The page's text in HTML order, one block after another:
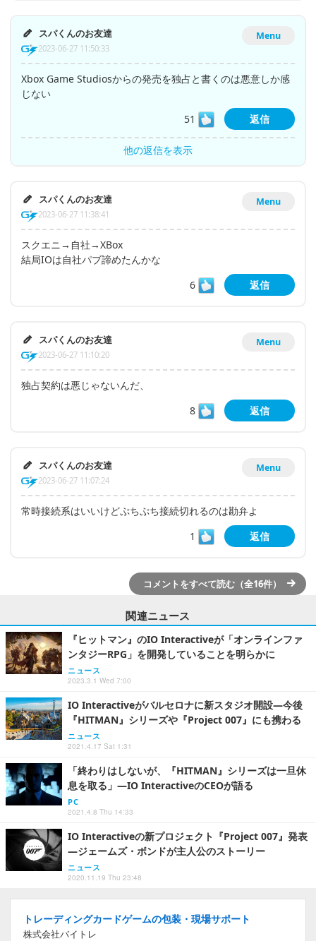
Menu
スパくんのお友達
2023-06-27 11:50:33
Xbox Game Studiosからの発売を独占と書くのは悪意しか感
じない
51
返信
他の返信を表示
Menu
スパくんのお友達
2023-06-27 11:38:41
スクエニ→自社→XBox
結局IOは自社パブ諦めたんかな
6
返信
Menu
スパくんのお友達
2023-06-27 11:10:20
独占契約は悪じゃないんだ、
8
返信
Menu
スパくんのお友達
2023-06-27 11:07:24
常時接続系はいいけどぷちぷち接続切れるのは勘弁よ
1
返信
コメントをすべて読む（全16件）
関連ニュース
『ヒットマン』のIO Interactiveが「オンラインファ
ンタジーRPG」を開発していることを明らかに
ニュース
2023.3.1 Wed 7:00
IO Interactiveがバルセロナに新スタジオ開設―今後
『HITMAN』シリーズや『Project 007』にも携わる
ニュース
2021.4.17 Sat 1:31
「終わりはしないが、『HITMAN』シリーズは一旦休
息を取る」―IO InteractiveのCEOが語る
PC
2021.4.8 Thu 14:33
IO Interactiveの新プロジェクト『Project 007』発表
―ジェームズ・ボンドが主人公のストーリー
ニュース
2020.11.19 Thu 23:48
トレーディングカードゲームの包装・現場サポート
株式会社バイトレ